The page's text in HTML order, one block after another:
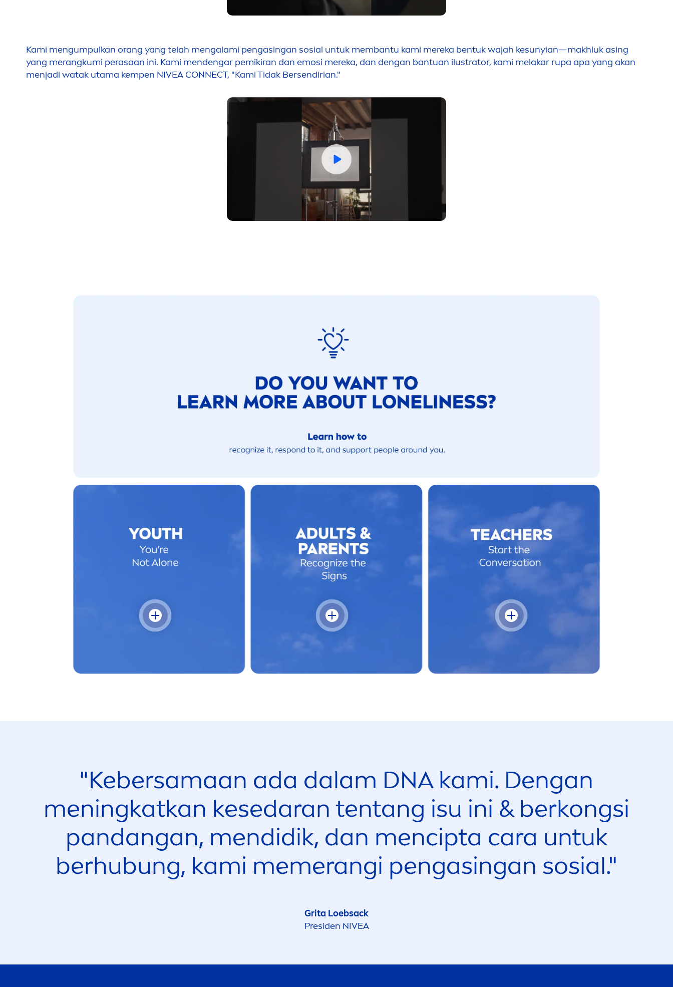
Kami mengumpulkan orang yang telah mengalami pengasingan sosial untuk membantu kami mereka bentuk wajah kesunyian—makhluk asing
yang merangkumi perasaan ini. Kami mendengar pemikiran dan emosi mereka, dan dengan bantuan ilustrator, kami melakar rupa apa yang akan
menjadi watak utama kempen NIVEA CONNECT, "Kami Tidak Bersendirian."
"Kebersamaan ada dalam DNA kami. Dengan
meningkatkan kesedaran tentang isu ini & berkongsi
pandangan, mendidik, dan mencipta cara untuk
berhubung, kami memerangi pengasingan sosial."
Grita Loebsack
Presiden NIVEA